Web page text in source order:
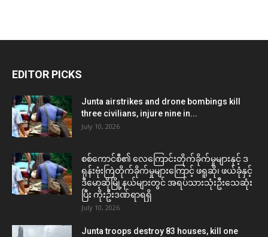
EDITOR PICKS
Junta airstrikes and drone bombings kill
three civilians, injure nine in...
July 10, 2026
စစ်ကောင်စီ၏ လေကြောင်းတိုက်ခိုက်မှုများနှင့် ဒ
ရုန်းဗုံးကြဲတိုက်ခိုက်မှုများကြောင့် ဖရူဆို၊ ဖယ်ခုံနှင့်
ဒီမော့ဆိုမြို့နယ်များတွင် အရပ်သားသုံးဦးသေဆုံး
ပြီး ကိုးဦးဒဏ်ရာရရှိ
July 10, 2026
Junta troops destroy 83 houses, kill one